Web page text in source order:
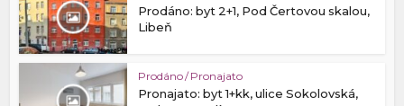
Prodáno: byt 2+1, Pod Čertovou skalou,
Libeň
Prodáno / Pronajato
Pronajato: byt 1+kk, ulice Sokolovská,